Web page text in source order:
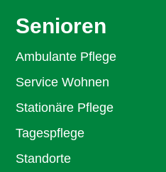
Senioren
Ambulante Pflege
Service Wohnen
Stationäre Pflege
Tagespflege
Standorte